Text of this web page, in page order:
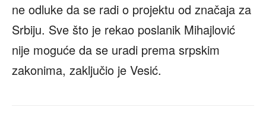
ne odluke da se radi o projektu od značaja za
Srbiju. Sve što je rekao poslanik Mihajlović
nije moguće da se uradi prema srpskim
zakonima, zaključio je Vesić.